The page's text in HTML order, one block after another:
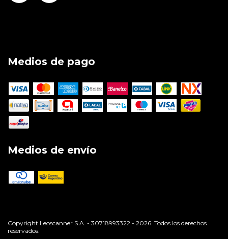
Medios de pago
Medios de envío
Copyright Leoscanner S.A. - 30718993322 - 2026. Todos los derechos
reservados.